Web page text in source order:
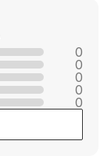
0
0
0
0
0